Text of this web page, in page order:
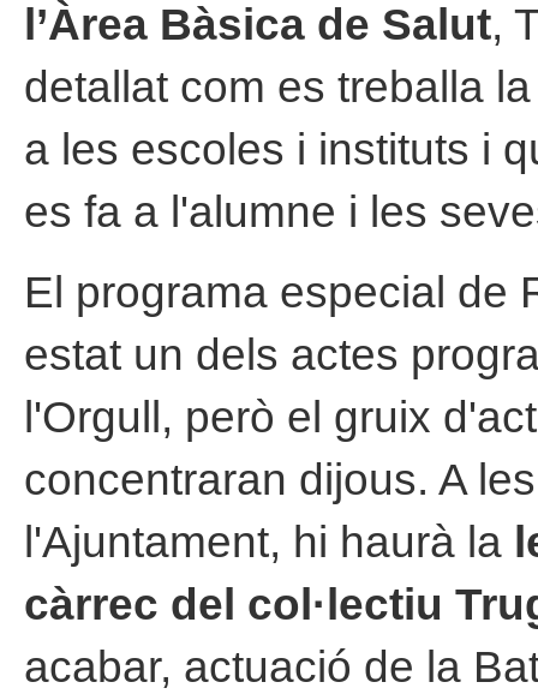
l’Àrea Bàsica de Salut,
detallat com es treballa
a les escoles i instituts i
es fa a l'alumne i les
El programa especial de
estat un dels actes
l'Orgull, però el gruix
concentraran dijous. A
l'Ajuntament, hi haurà la
càrrec del col·lectiu
acabar, actuació de la